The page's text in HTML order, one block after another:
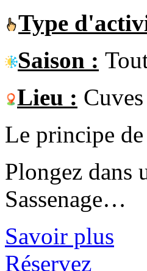
Type
Saison :
Lieu :
Le principe
Plongez dans
Sassenage…
Savoir plus
Réservez